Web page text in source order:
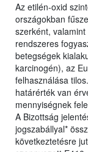
Az etilén-oxid
országokban
szerként,
rendszeres
betegségek
karcinogén), az
felhasználása
határérték van
mennyiségnek
A Bizottság
jogszabállyal*
következtetésre